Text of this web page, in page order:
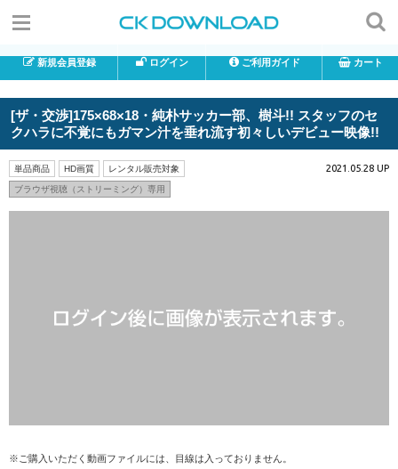
新規会員登録 ログイン ご利用ガイド カート
[ザ・交渉]175×68×18・純朴サッカー部、樹斗!! スタッフのセ
クハラに不覚にもガマン汁を垂れ流す初々しいデビュー映像!!
単品商品 HD画質 レンタル販売対象
ブラウザ視聴（ストリーミング）専用
2021.05.28 UP
※ご購入いただく動画ファイルには、目線は入っておりません。